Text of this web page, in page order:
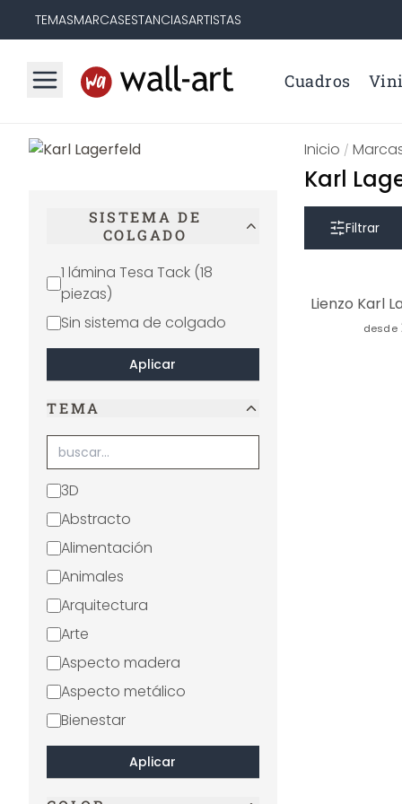
TEMASMARCASESTANCIASARTISTAS
Cuadros
SISTEMA DE
COLGADO
1 lámina Tesa Tack (18
piezas)
Sin sistema de colgado
Aplicar
TEMA
3D
Abstracto
Alimentación
Animales
Arquitectura
Arte
Aspecto madera
Aspecto metálico
Bienestar
Blanco y negro
Boho
Aplicar
Inicio /
Karl
Filtrar
Lienzo Karl
desde